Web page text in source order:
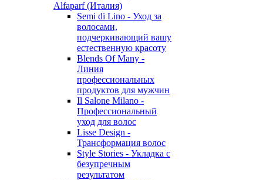
Alfaparf (Италия)
Semi di Lino - Уход за
волосами,
подчеркивающий вашу
естественную красоту
Blends Of Many -
Линия
профессиональных
продуктов для мужчин
Il Salone Milano -
Профессиональный
уход для волос
Lisse Design -
Трансформация волос
Style Stories - Укладка с
безупречным
результатом